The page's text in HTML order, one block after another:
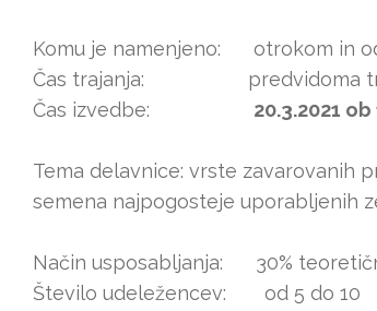
Komu je namenjeno: otrokom in
Čas trajanja: predvidoma
Čas izvedbe: 20.3.2021 ob
Tema delavnice: vrste zavarovanih
semena najpogosteje uporabljenih
Način usposabljanja: 30%
Število udeležencev: od 5 do 10